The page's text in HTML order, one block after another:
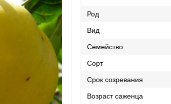
Род
Вид
Семейство
Сорт
Срок созревания
Возраст саженца